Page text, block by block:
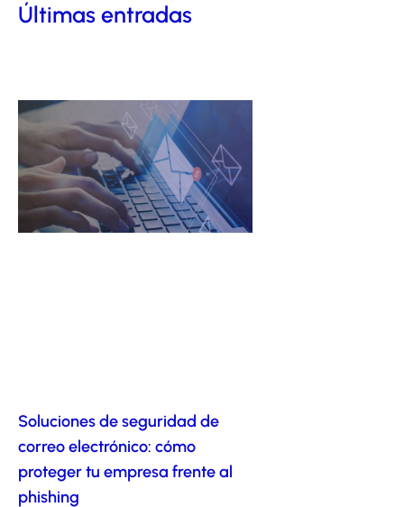
Últimas entradas
Soluciones de seguridad de
correo electrónico: cómo
proteger tu empresa frente al
phishing